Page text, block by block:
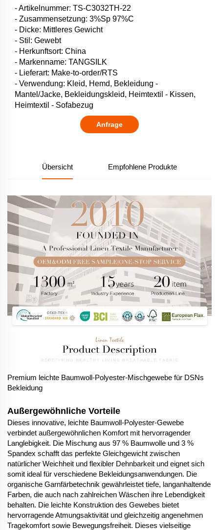
- Artikelnummer: TS-C3032TH-22
- Zusammensetzung: 3%Sp 97%C
- Dicke: Mittleres Gewicht
- Stil: Gewebt
- Herkunftsort: China
- Markenname: TANGSILK
- Lieferart: Make-to-order/RTS
- Verwendung: Kleid, Hemd, Bekleidung -
Mantel/Jacke, Bekleidungskleid, Heimtextil - Kissen,
Heimtextil - Sofabezug
Anfrage
Übersicht Empfohlene Produkte
Premium leichte Baumwoll-Polyester-Mischgewebe für DSNs
Bekleidung
Außergewöhnliche Vorteile
Dieses innovative, leichte Baumwoll-Polyester-Gewebe
verbindet außergewöhnlichen Komfort mit hervorragender
Langlebigkeit. Die Mischung aus 97 % Baumwolle und 3 %
Spandex schafft das perfekte Gleichgewicht zwischen
natürlicher Weichheit und flexibler Dehnbarkeit und eignet sich
somit ideal für verschiedene Bekleidungsanwendungen. Die
organische Garnfärbetechnik gewährleistet tiefe, langanhaltende
Farben, die auch nach zahlreichen Wäschen ihre Lebendigkeit
behalten. Die leichte Konstruktion des Gewebes bietet
hervorragende Atmungsaktivität und gleichzeitig angenehmen
Tragekomfort sowie Bewegungsfreiheit. Dieses vielseitige